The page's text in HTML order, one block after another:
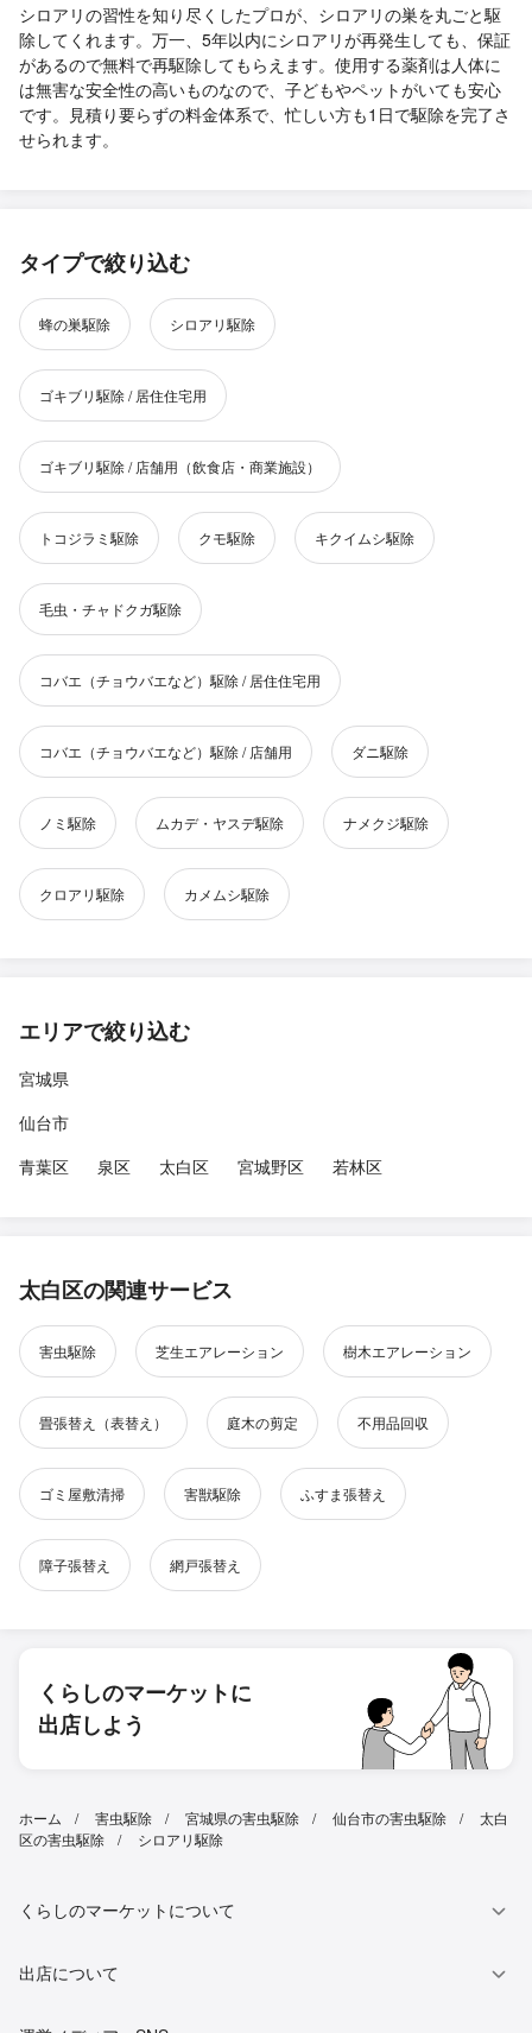
シロアリの習性を知り尽くしたプロが、シロアリの巣を丸ごと駆
除してくれます。万一、5年以内にシロアリが再発生しても、保証
があるので無料で再駆除してもらえます。使用する薬剤は人体に
は無害な安全性の高いものなので、子どもやペットがいても安心
です。見積り要らずの料金体系で、忙しい方も1日で駆除を完了さ
せられます。
タイプで絞り込む
蜂の巣駆除 シロアリ駆除
ゴキブリ駆除 / 居住住宅用
ゴキブリ駆除 / 店舗用（飲食店・商業施設）
トコジラミ駆除 クモ駆除 キクイムシ駆除
毛虫・チャドクガ駆除
コバエ（チョウバエなど）駆除 / 居住住宅用
コバエ（チョウバエなど）駆除 / 店舗用 ダニ駆除
ノミ駆除 ムカデ・ヤスデ駆除 ナメクジ駆除
クロアリ駆除 カメムシ駆除
エリアで絞り込む
宮城県
仙台市
青葉区
泉区 太白区 宮城野区 若林区
太白区の関連サービス
害虫駆除 芝生エアレーション 樹木エアレーション
畳張替え（表替え） 庭木の剪定 不用品回収
ゴミ屋敷清掃 害獣駆除 ふすま張替え
障子張替え 網戸張替え
くらしのマーケットに
出店しよう
ホーム 害虫駆除 宮城県の害虫駆除 仙台市の害虫駆除
太白
区の害虫駆除
シロアリ駆除
くらしのマーケットについて
出店について